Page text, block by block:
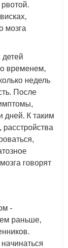
мозга
временем,
недель
После
дней. К таким
говорят
-
раньше,